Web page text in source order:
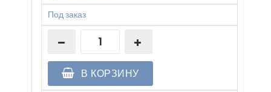
Под заказ
В КОРЗИНУ